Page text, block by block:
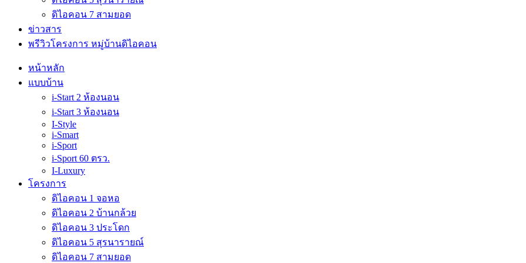
ดิไอคอน 7 สามยอด
ข่าวสาร
พรีวิวโครงการ หมู่บ้านดิไอคอน
หน้าหลัก
แบบบ้าน
i-Start 2 ห้องนอน
i-Start 3 ห้องนอน
I-Style
i-Smart
i-Sport
i-Sport 60 ตรว.
I-Luxury
โครงการ
ดิไอคอน 1 จอหอ
ดิไอคอน 2 บ้านกล้วย
ดิไอคอน 3 ประโดก
ดิไอคอน 5 สุรนารายณ์
ดิไอคอน 7 สามยอด